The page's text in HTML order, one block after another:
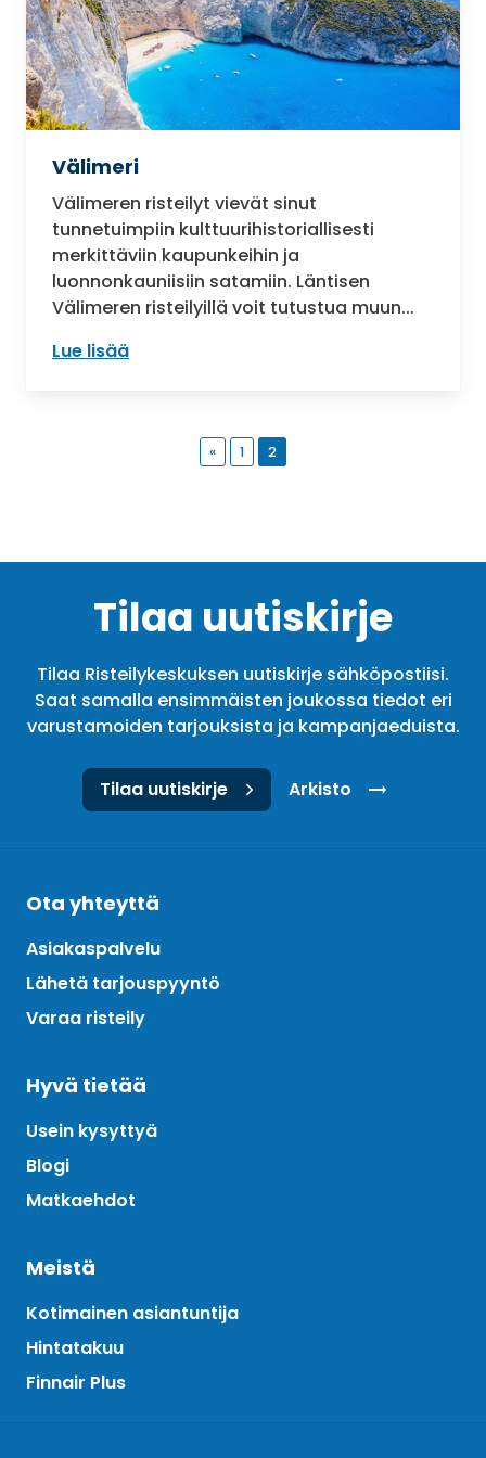
Välimeri
Välimeren risteilyt vievät sinut
tunnetuimpiin kulttuurihistoriallisesti
merkittäviin kaupunkeihin ja
luonnonkauniisiin satamiin. Läntisen
Välimeren risteilyillä voit tutustua muun...
Lue lisää
« 1 2
Tilaa uutiskirje
Tilaa Risteilykeskuksen uutiskirje sähköpostiisi.
Saat samalla ensimmäisten joukossa tiedot eri
varustamoiden tarjouksista ja kampanjaeduista.
Tilaa uutiskirje Arkisto
Ota yhteyttä
Asiakaspalvelu
Lähetä tarjouspyyntö
Varaa risteily
Hyvä tietää
Usein kysyttyä
Blogi
Matkaehdot
Meistä
Kotimainen asiantuntija
Hintatakuu
Finnair Plus